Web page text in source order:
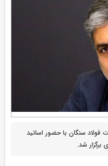
سنگان با حضور اساتید
برگزار شد.